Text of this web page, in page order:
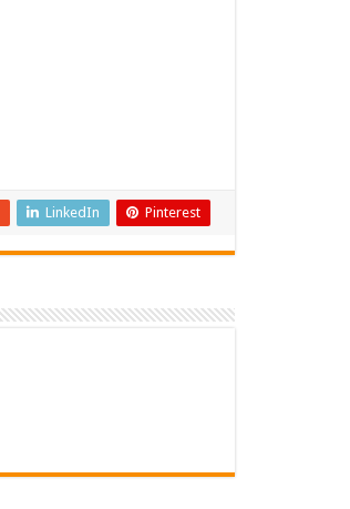
LinkedIn Pinterest